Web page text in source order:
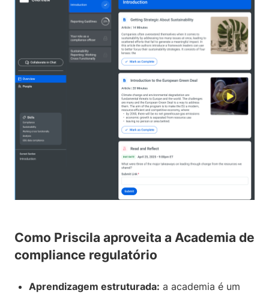
Como Priscila aproveita a Academia de
compliance regulatório
Aprendizagem estruturada: a academia é um